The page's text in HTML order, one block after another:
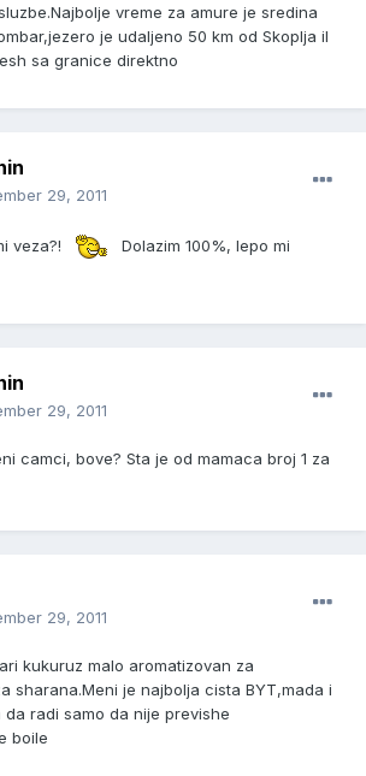
vreme za amure je sredina
je udaljeno 50 km od Skoplja il
sa granice direktno
29, 2011
veza?!
Dolazim 100%, lepo mi
29, 2011
camci, bove? Sta je od mamaca broj 1 za
29, 2011
kukuruz malo aromatizovan za
sharana.Meni je najbolja cista BYT,mada i
radi samo da nije previshe
boile